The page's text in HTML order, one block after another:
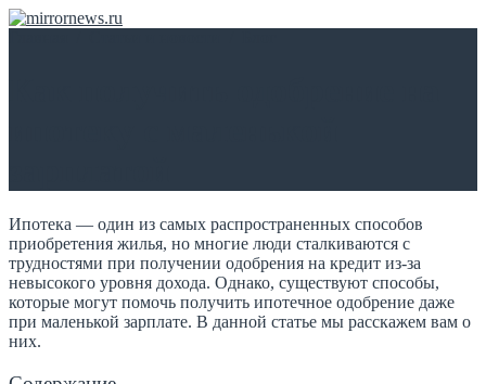
Ипотека — один из самых распространенных способов
приобретения жилья, но многие люди сталкиваются с
трудностями при получении одобрения на кредит из-за
невысокого уровня дохода. Однако, существуют способы,
которые могут помочь получить ипотечное одобрение даже
при маленькой зарплате. В данной статье мы расскажем вам о
них.